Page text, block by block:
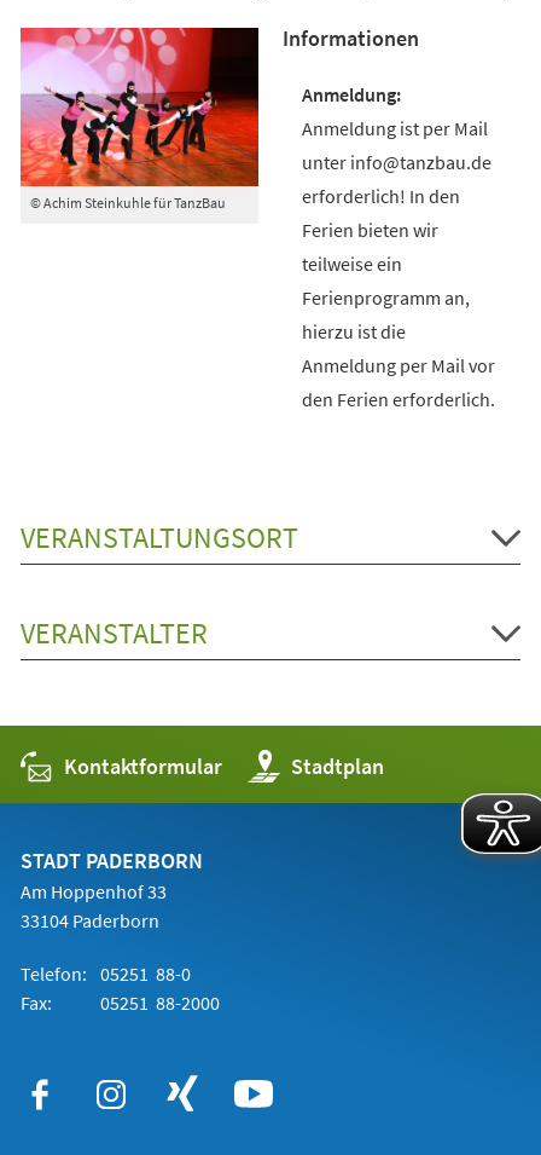
© Achim Steinkuhle für TanzBau
Informationen
Anmeldung ist per Mail
unter info@tanzbau.de
erforderlich! In den
Ferien bieten wir
teilweise ein
Ferienprogramm an,
hierzu ist die
Anmeldung per Mail vor
den Ferien erforderlich.
VERANSTALTUNGSORT
VERANSTALTER
Kontaktformular Stadtplan
(Öffnet
in
einem
STADT PADERBORN
Am Hoppenhof 33
33104 Paderborn
Telefon: 05251 88-0
Fax:
05251 88-2000